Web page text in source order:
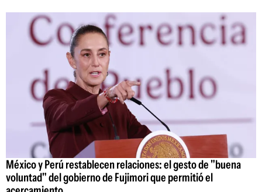
México y Perú restablecen relaciones: el gesto de "buena
voluntad" del gobierno de Fujimori que permitió el